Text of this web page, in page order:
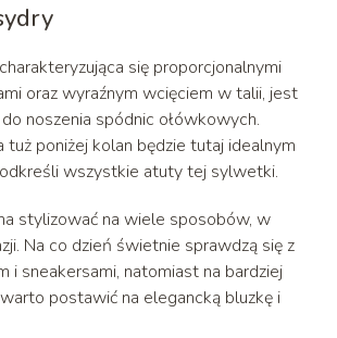
się proporcjonalnymi
oraz wyraźnym wcięciem w talii, jest
noszenia spódnic ołówkowych.
tuż poniżej kolan będzie tutaj idealnym
wszystkie atuty tej sylwetki.
stylizować na wiele sposobów, w
Na co dzień świetnie sprawdzą się z
i sneakersami, natomiast na bardziej
postawić na elegancką bluzkę i